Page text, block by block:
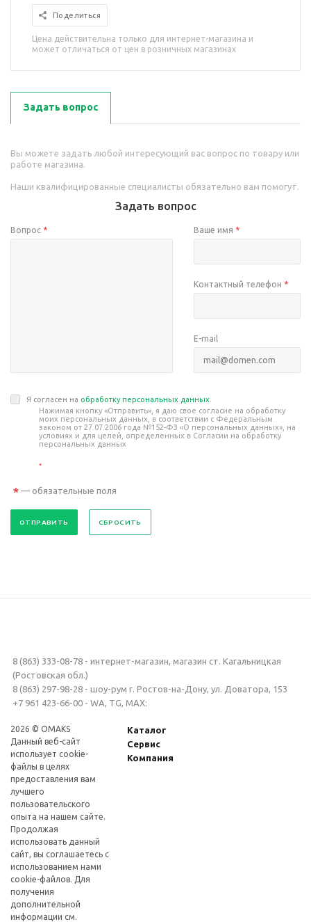
Поделиться
Цена действительна только для интернет-магазина и
может отличаться от цен в розничных магазинах
Задать вопрос
Вы можете задать любой интересующий вас вопрос по товару или
работе магазина.
Наши квалифицированные специалисты обязательно вам помогут.
Задать вопрос
Вопрос * Ваше имя *
Контактный телефон *
E-mail
Я согласен на обработку персональных данных
Нажимая кнопку «Отправить», я даю свое согласие на обработку
моих персональных данных, в соответствии с Федеральным
законом от 27.07.2006 года №152-ФЗ «О персональных данных», на
условиях и для целей, определенных в Согласии на обработку
персональных данных
*
* — обязательные поля
СБРОСИТЬ
8 (863) 333-08-78 - интернет-магазин, магазин ст. Кагальницкая
(Ростовская обл.)
8 (863) 297-98-28 - шоу-рум г. Ростов-на-Дону, ул. Доватора, 153
+7 961 423-66-00 - WA, TG, MAX:
2026 © OMAKS
Данный веб-сайт
использует cookie-
файлы в целях
предоставления вам
лучшего
пользовательского
опыта на нашем сайте.
Продолжая
использовать данный
сайт, вы соглашаетесь с
использованием нами
cookie-файлов. Для
получения
дополнительной
информации см.
Каталог
Сервис
Компания